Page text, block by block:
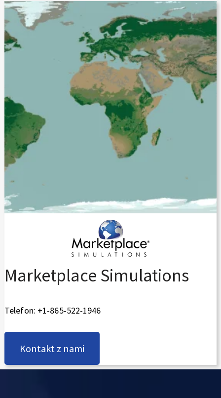
Marketplace Simulations
Telefon: +1-865-522-1946
Kontakt z nami
Skip back to main navigation